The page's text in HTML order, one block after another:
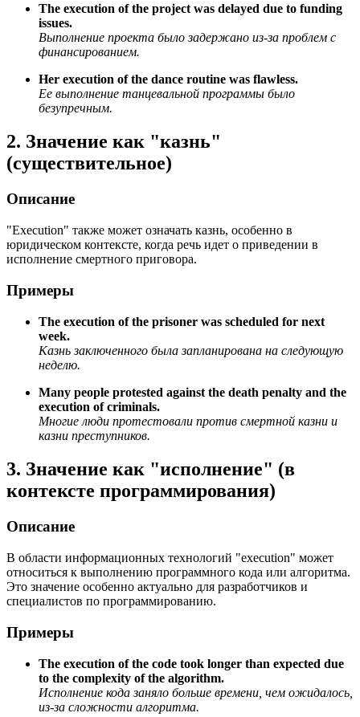
The execution of the project was delayed due to funding
issues.
Выполнение проекта было задержано из-за проблем с
финансированием.
Her execution of the dance routine was flawless.
Ее выполнение танцевальной программы было
безупречным.
2. Значение как "казнь"
(существительное)
Описание
"Execution" также может означать казнь, особенно в
юридическом контексте, когда речь идет о приведении в
исполнение смертного приговора.
Примеры
The execution of the prisoner was scheduled for next
week.
Казнь заключенного была запланирована на следующую
неделю.
Many people protested against the death penalty and the
execution of criminals.
Многие люди протестовали против смертной казни и
казни преступников.
3. Значение как "исполнение" (в
контексте программирования)
Описание
В области информационных технологий "execution" может
относиться к выполнению программного кода или алгоритма.
Это значение особенно актуально для разработчиков и
специалистов по программированию.
Примеры
The execution of the code took longer than expected due
to the complexity of the algorithm.
Исполнение кода заняло больше времени, чем ожидалось,
из-за сложности алгоритма.